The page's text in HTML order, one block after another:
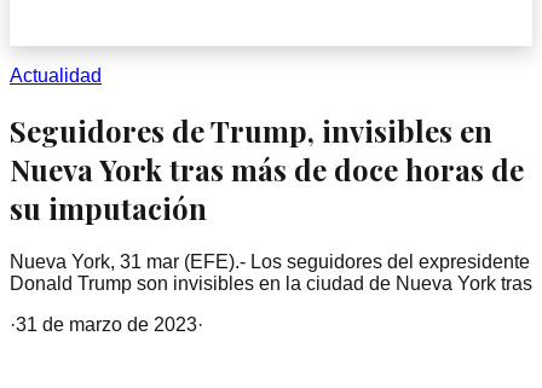
Actualidad
Seguidores de Trump, invisibles en
Nueva York tras más de doce horas de
su imputación
Nueva York, 31 mar (EFE).- Los seguidores del expresidente
Donald Trump son invisibles en la ciudad de Nueva York tras
·31 de marzo de 2023·